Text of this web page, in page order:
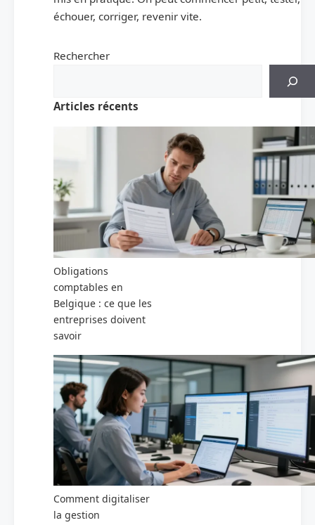
échouer, corriger, revenir vite.
Rechercher
Articles récents
Obligations
comptables en
Belgique : ce que les
entreprises doivent
savoir
Comment digitaliser
la gestion